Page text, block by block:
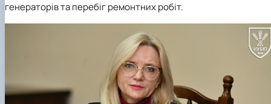
генераторів та перебіг ремонтних робіт.